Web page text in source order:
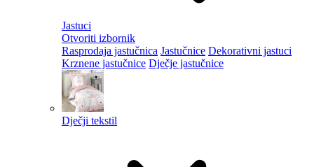
Jastuci
Otvoriti izbornik
Rasprodaja jastučnica Jastučnice Dekorativni jastuci
Krznene jastučnice Dječje jastučnice
Dječji tekstil